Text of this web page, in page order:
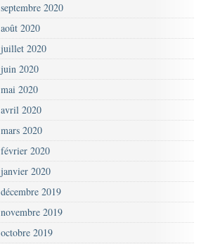
septembre 2020
août 2020
juillet 2020
juin 2020
mai 2020
avril 2020
mars 2020
février 2020
janvier 2020
décembre 2019
novembre 2019
octobre 2019